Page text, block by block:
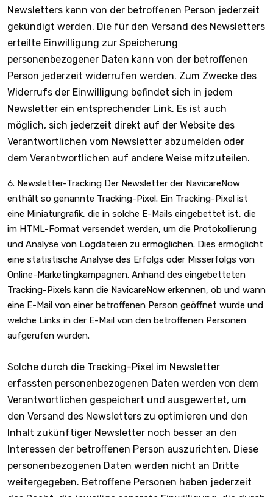
Newsletters kann von der betroffenen Person jederzeit
gekündigt werden. Die für den Versand des Newsletters
erteilte Einwilligung zur Speicherung
personenbezogener Daten kann von der betroffenen
Person jederzeit widerrufen werden. Zum Zwecke des
Widerrufs der Einwilligung befindet sich in jedem
Newsletter ein entsprechender Link. Es ist auch
möglich, sich jederzeit direkt auf der Website des
Verantwortlichen vom Newsletter abzumelden oder
dem Verantwortlichen auf andere Weise mitzuteilen.
Newsletter-Tracking Der Newsletter der NavicareNow
enthält so genannte Tracking-Pixel. Ein Tracking-Pixel ist
eine Miniaturgrafik, die in solche E-Mails eingebettet ist, die
im HTML-Format versendet werden, um die Protokollierung
und Analyse von Logdateien zu ermöglichen. Dies ermöglicht
eine statistische Analyse des Erfolgs oder Misserfolgs von
Online-Marketingkampagnen. Anhand des eingebetteten
Tracking-Pixels kann die NavicareNow erkennen, ob und wann
eine E-Mail von einer betroffenen Person geöffnet wurde und
welche Links in der E-Mail von den betroffenen Personen
aufgerufen wurden.
Solche durch die Tracking-Pixel im Newsletter
erfassten personenbezogenen Daten werden von dem
Verantwortlichen gespeichert und ausgewertet, um
den Versand des Newsletters zu optimieren und den
Inhalt zukünftiger Newsletter noch besser an den
Interessen der betroffenen Person auszurichten. Diese
personenbezogenen Daten werden nicht an Dritte
weitergegeben. Betroffene Personen haben jederzeit